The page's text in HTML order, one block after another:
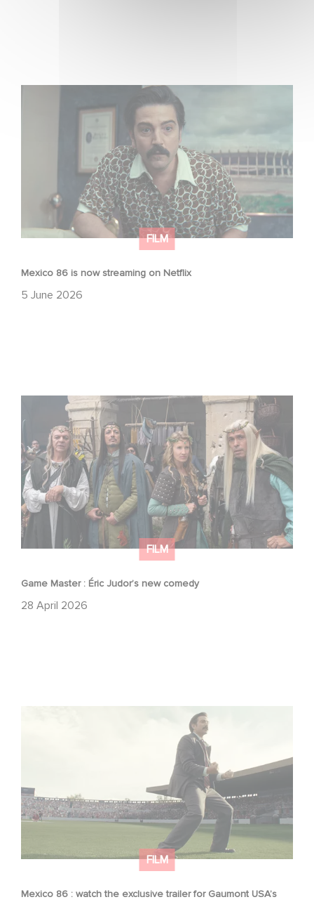
FILM
Mexico 86 is now streaming on Netflix
5 June 2026
Mexico 86 is now streaming on Netflix
FILM
Game Master : Éric Judor’s new comedy
28 April 2026
Game Master : Éric Judor’s new comedy
FILM
Mexico 86 : watch the exclusive trailer for Gaumont USA’s
Mexico 86 : watch the exclusive trailer for Gaumont